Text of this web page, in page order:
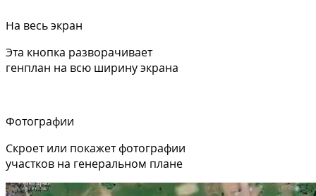
На весь экран
Эта кнопка разворачивает
генплан на всю ширину экрана
Фотографии
Скроет или покажет фотографии
участков на генеральном плане